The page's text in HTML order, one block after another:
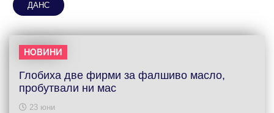
ДАНС
НОВИНИ
Глобиха две фирми за фалшиво масло,
пробутвали ни мас
23 юни